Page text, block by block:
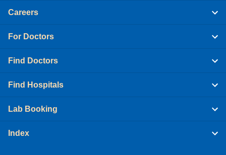
Careers
For Doctors
Find Doctors
Find Hospitals
Lab Booking
Index